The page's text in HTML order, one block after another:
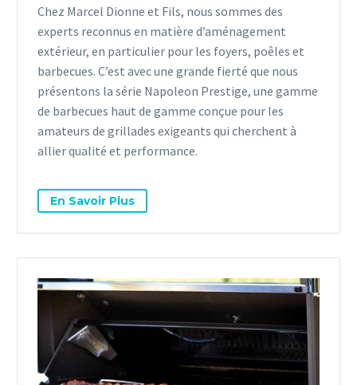
Chez Marcel Dionne et Fils, nous sommes des
experts reconnus en matière d’aménagement
extérieur, en particulier pour les foyers, poêles et
barbecues. C’est avec une grande fierté que nous
présentons la série Napoleon Prestige, une gamme
de barbecues haut de gamme conçue pour les
amateurs de grillades exigeants qui cherchent à
allier qualité et performance.
En Savoir Plus